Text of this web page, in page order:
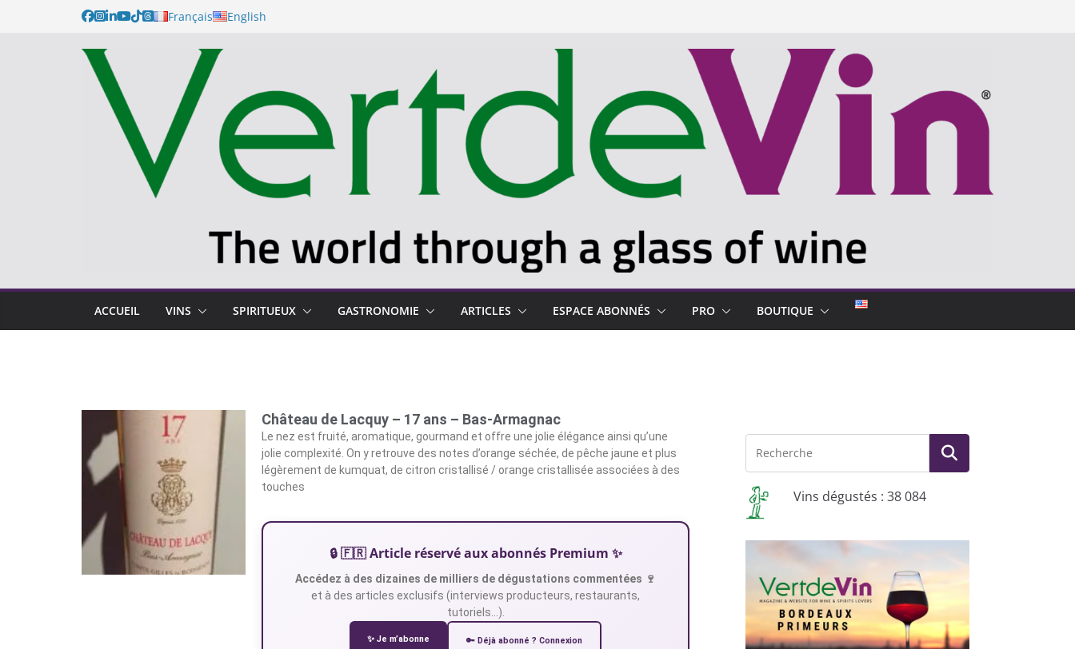
Français English
ACCUEIL VINS SPIRITUEUX GASTRONOMIE ARTICLES ESPACE ABONNÉS PRO BOUTIQUE
Château de Lacquy – 17 ans – Bas-Armagnac
Le nez est fruité, aromatique, gourmand et offre une jolie élégance ainsi qu’une
jolie complexité. On y retrouve des notes d’orange séchée, de pêche jaune et plus
légèrement de kumquat, de citron cristallisé / orange cristallisée associées à des
touches
🔒 🇫🇷 Article réservé aux abonnés Premium ✨
Accédez à des dizaines de milliers de dégustations commentées 🍷
et à des articles exclusifs (interviews producteurs, restaurants,
tutoriels…).
✨ Je m’abonne 🔑 Déjà abonné ? Connexion
Vins dégustés : 38 084